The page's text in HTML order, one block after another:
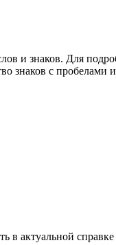
и знаков. Для
знаков с пробелами и
актуальной